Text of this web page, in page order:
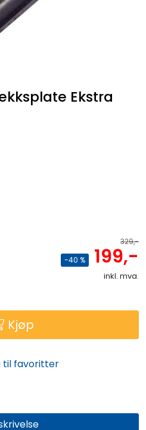
Ekstra
329,-
-40 %
199,-
inkl. mva.
Kjøp
til favoritter